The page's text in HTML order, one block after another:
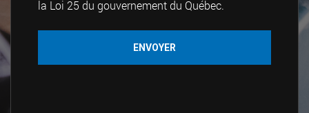
la Loi 25 du gouvernement du Québec.